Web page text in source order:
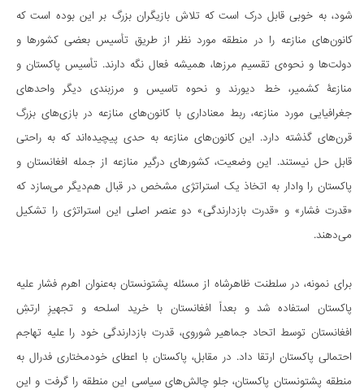
شود، به خوبی قابل درک است که تلاش بازیگران بزرگ بر این بوده است که
کانون‌های منازعه را در منطقه‌ مورد نظر از طریق تأسیس بعضی کشورها و
دولت‌ها و نحوه‌ی تقسیم مرزها، همیشه فعال نگه‌ دارند. تأسیس پاکستان و
منازعۀ‌ کشمیر، خط دیورند و نحوه تاسیس و مرزبندی دیگر واحدهای
جغرافیایی مورد منازعه، ربط معناداری با کانون‌های منازعه در بازی‌های بزرگ
قرن‌های گذشته دارد. این کانون‌های منازعه به حدی پیچیده‎‌اند که به راحتی
قابل حل نیستند. این وضعیت، کشورهای درگیر منازعه از جمله افغانستان و
پاکستان را وادار به اتخاذ یک استراتژی مشخص در قبال هم‌دیگر می‌سازد که
«قدرت فشار» و «قدرت بازدارندگی» دو عنصر اصلی این استراتژی را تشکیل
می‌دهند.
برای نمونه، در سلطنت ظاهرشاه از مسئله پشتونستان به‌عنوان اهرم فشار علیه
پاکستان استفاده شد و بعداً افغانستان با خرید اسلحه و تجهیزِ ارتشِ
افغانستان توسط اتحاد جماهیر شوروی، قدرت بازدارندگی خود را علیه تهاجم
احتمالی پاکستان ارتقا داد. در مقابل، پاکستان با اعطای خود‌مختاری فدرال به
منطقه پشتونستان پاکستان، جلو چالش‌های سیاسی این منطقه را گرفت و این